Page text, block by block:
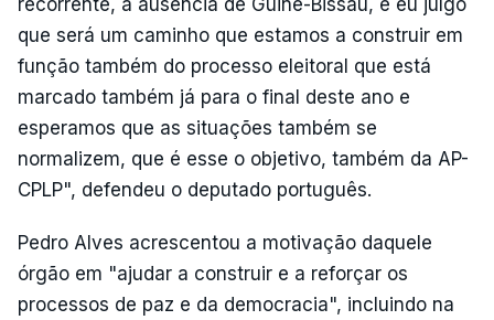
que será um caminho que estamos a construir em
função também do processo eleitoral que está
marcado também já para o final deste ano e
esperamos que as situações também se
normalizem, que é esse o objetivo, também da AP-
CPLP", defendeu o deputado português.
Pedro Alves acrescentou a motivação daquele
órgão em "ajudar a construir e a reforçar os
processos de paz e da democracia", incluindo na